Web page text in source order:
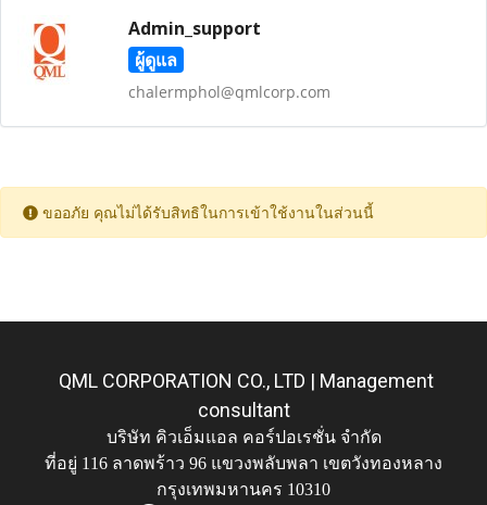
Admin_support
ผู้ดูแล
chalermphol@qmlcorp.com
ขออภัย คุณไม่ได้รับสิทธิในการเข้าใช้งานในส่วนนี้
QML CORPORATION CO., LTD | Management
consultant
บริษัท คิวเอ็มแอล คอร์ปอเรชั่น จำกัด
ที่อยู่ 116 ลาดพร้าว 96 แขวงพลับพลา เขตวังทองหลาง
กรุงเทพมหานคร 10310